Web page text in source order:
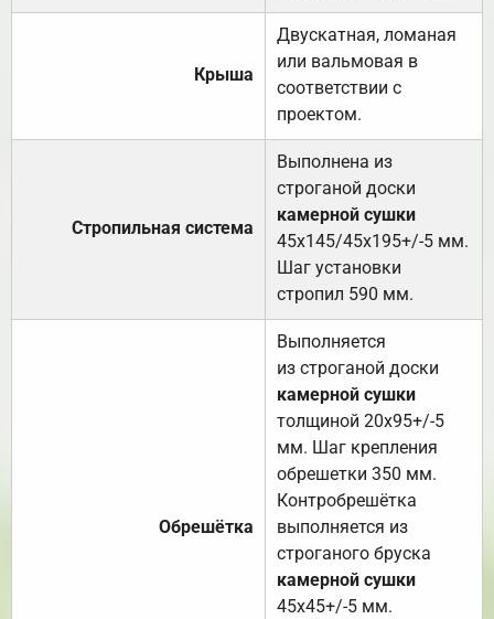
Крыша
Двускатная, ломаная
или вальмовая в
соответствии с
проектом.
Стропильная система
Выполнена из
строганой доски
камерной сушки
45х145/45х195+/-5 мм.
Шаг установки
стропил 590 мм.
Обрешётка
Выполняется
из строганой доски
камерной сушки
толщиной 20х95+/-5
мм. Шаг крепления
обрешетки 350 мм.
Контробрешётка
выполняется из
строганого бруска
камерной сушки
45х45+/-5 мм.